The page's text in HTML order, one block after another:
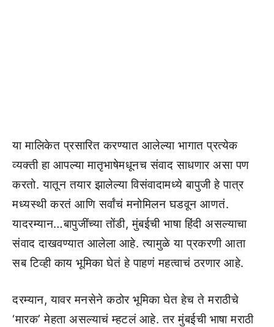
या मालिकेत प्रसारित करण्यात आलेल्या भागात प्रत्येक
व्यक्ती हा आपल्या मातृभाषेमधूनच संवाद साधणार असा पण
करतो. यातून तयार झालेल्या विसंवादामध्ये बापुजी हे पात्र
मध्यस्थी करतं आणि सर्वांचं मनोमिलन घडवून आणतं.
यादरम्यान…बापुजींच्या तोंडी, मुंबईची भाषा हिंदी असल्याचा
संवाद दाखवण्यात आलेला आहे. त्यामुळे या प्रकरणी आता
सब टिव्ही काय भूमिका घेतं हे पाहणं महत्वाचं ठरणार आहे.
दरम्यान, यावर मनसेने कठोर भूमिका घेत हेच ते मराठीचे
‘मारक’ मेहता असल्याचं म्हटलं आहे. तर मुंबईची भाषा मराठी